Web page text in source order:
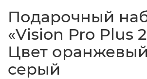
Подарочный
«Vision Pro Plus
Цвет
серый